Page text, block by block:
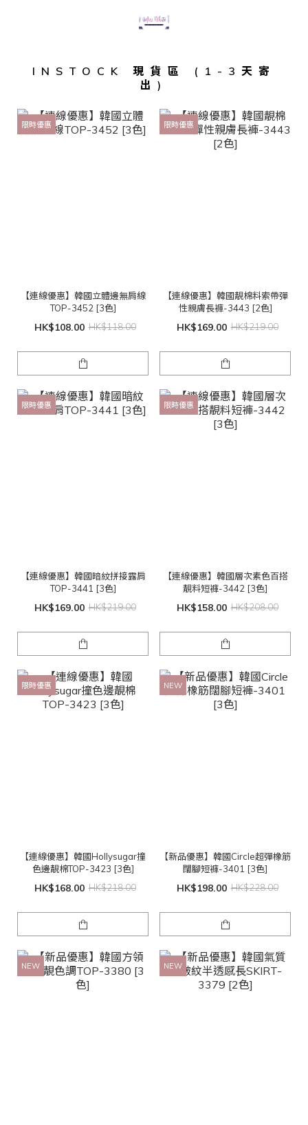
INSTOCK 現貨區 (1-3天寄
出)
限時優惠
【連線優惠】韓國立體邊無肩線
TOP-3452 [3色]
HK$108.00 HK$118.00
限時優惠
【連線優惠】韓國靚棉料索帶彈
性親膚長褲-3443 [2色]
HK$169.00 HK$219.00
限時優惠
【連線優惠】韓國暗紋拼接露肩
TOP-3441 [3色]
HK$169.00 HK$219.00
限時優惠
【連線優惠】韓國層次素色百搭
靚料短褲-3442 [3色]
HK$158.00 HK$208.00
限時優惠
【連線優惠】韓國Hollysugar撞
色邊靚棉TOP-3423 [3色]
HK$168.00 HK$218.00
NEW
【新品優惠】韓國Circle超彈橡筋
闊腳短褲-3401 [3色]
HK$198.00 HK$228.00
NEW NEW